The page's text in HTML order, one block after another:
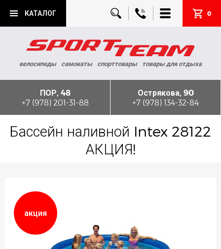
КАТАЛОГ 0
велосипеды самокаты спорттовары товары для отдыха
ПОР, 48
+7 (978) 201-31-88
Острякова, 90
+7 (978) 134-32-84
Бассейн наливной Intex 28122
АКЦИЯ!
акция